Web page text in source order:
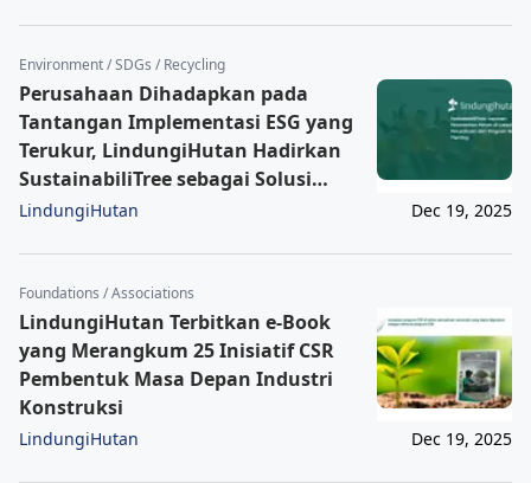
Environment / SDGs / Recycling
Perusahaan Dihadapkan pada
Tantangan Implementasi ESG yang
Terukur, LindungiHutan Hadirkan
SustainabiliTree sebagai Solusi
Lingkungan yang Lebih Relevan
LindungiHutan Dec 19, 2025
Foundations / Associations
LindungiHutan Terbitkan e-Book
yang Merangkum 25 Inisiatif CSR
Pembentuk Masa Depan Industri
Konstruksi
LindungiHutan Dec 19, 2025